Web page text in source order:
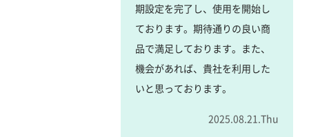
期設定を完了し、使用を開始し
ております。期待通りの良い商
品で満足しております。また、
機会があれば、貴社を利用した
いと思っております。
2025.08.21.Thu